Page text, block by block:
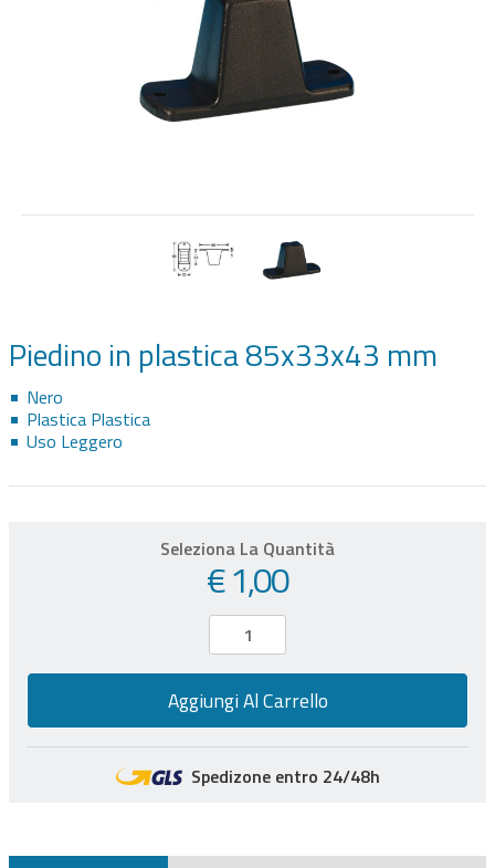
FLIGHTCASE SU MISURA
RACK 19"
Piedino in plastica 85x33x43 mm
Nero
Plastica Plastica
Uso Leggero
Seleziona La Quantità
€ 1,00
Aggiungi Al Carrello
Spedizone entro 24/48h